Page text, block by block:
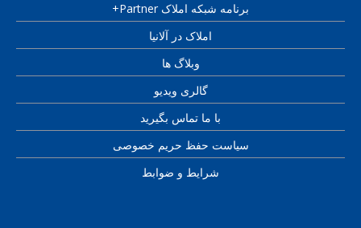
برنامه شبکه املاک Partner+
املاک در آلانیا
وبلاگ ها
گالری ویدیو
با ما تماس بگیرید
سیاست حفظ حریم خصوصی
شرایط و ضوابط